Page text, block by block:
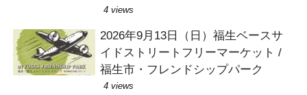
4 views
2026年9月13日（日）福生ベースサ
イドストリートフリーマーケット /
福生市・フレンドシップパーク
4 views